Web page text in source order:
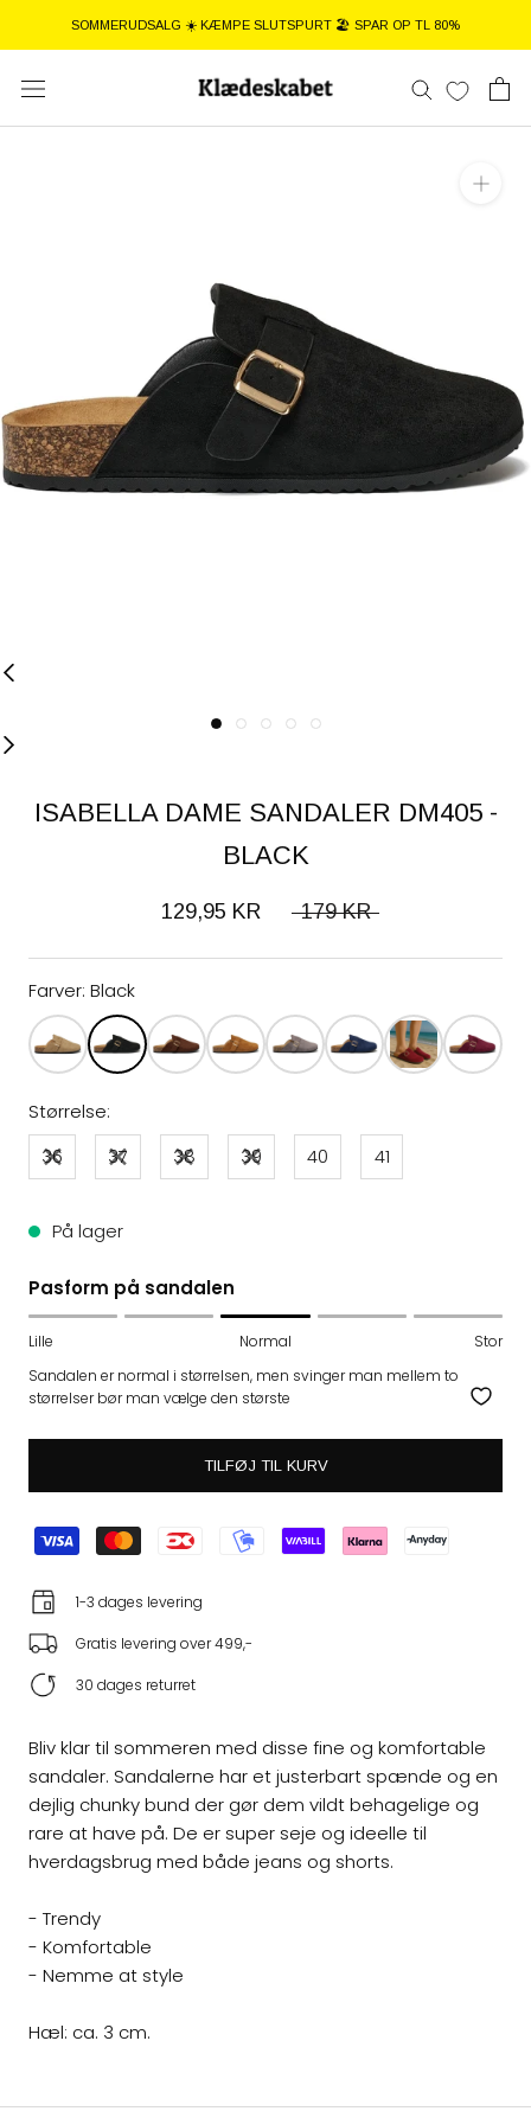
SOMMERUDSALG ☀️ KÆMPE SLUTSPURT 🏖️ SPAR OP TL 80%
ISABELLA DAME SANDALER DM405 -
BLACK
129,95 KR 179 KR
Farver: Black
Størrelse:
36
37 38 39 40 41
På lager
Pasform på sandalen
Lille Normal
Stor
Sandalen er normal i størrelsen, men svinger man mellem to
størrelser bør man vælge den største
TILFØJ TIL KURV
1-3 dages levering
Gratis levering over 499,-
30 dages returret
Bliv klar til sommeren med disse fine og komfortable
sandaler. Sandalerne har et justerbart spænde og en
dejlig chunky bund der gør dem vildt behagelige og
rare at have på. De er super seje og ideelle til
hverdagsbrug med både jeans og shorts.
- Trendy
- Komfortable
- Nemme at style
Hæl: ca. 3 cm.